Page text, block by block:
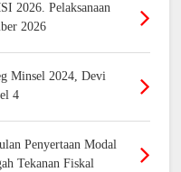
2026. Pelaksanaan
2026
Minsel 2024, Devi
4
Penyertaan Modal
Tekanan Fiskal